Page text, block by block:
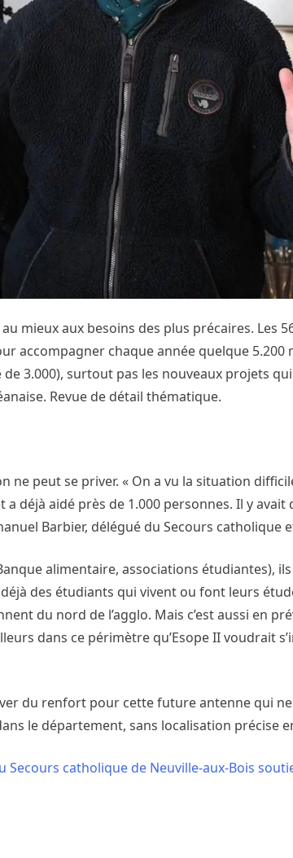
mieux aux besoins des plus précaires. Les
accompagner chaque année quelque 5.200
3.000), surtout pas les nouveaux projets
Revue de détail thématique.
ne peut se priver. « On a vu la situation
déjà aidé près de 1.000 personnes. Il y
Barbier, délégué du Secours catholique
alimentaire, associations étudiantes),
des étudiants qui vivent ou font leurs
du nord de l’agglo. Mais c’est aussi en
dans ce périmètre qu’Esope II voudrait
du renfort pour cette future antenne qui
le département, sans localisation précise
Secours catholique de Neuville-aux-Bois